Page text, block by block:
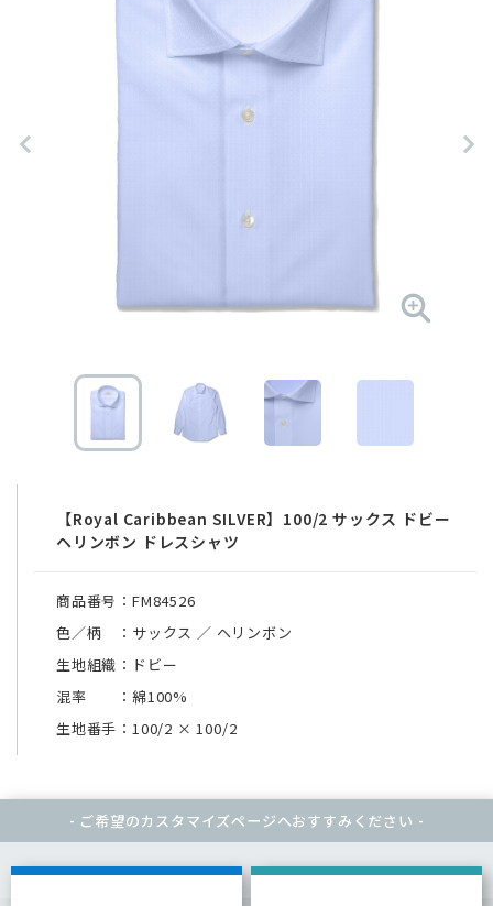
【Royal Caribbean SILVER】100/2 サックス ドビー
ヘリンボン ドレスシャツ
商品番号：FM84526
色／柄 ：サックス ／ ヘリンボン
生地組織：ドビー
混率 ：綿100%
生地番手：100/2 × 100/2
- ご希望のカスタマイズページへおすすみください -